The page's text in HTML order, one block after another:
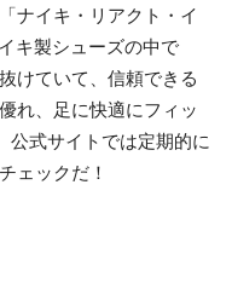
ナイキ・リアクト・イ
キ製シューズの中で
けていて、信頼できる
れ、足に快適にフィッ
公式サイトでは定期的に
ェックだ！